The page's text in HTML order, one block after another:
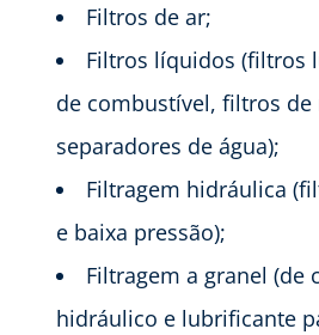
Filtros de ar;
Filtros líquidos (filtros
de combustível, filtros de
separadores de água);
Filtragem hidráulica
e baixa pressão);
Filtragem a granel
hidráulico e lubrificante